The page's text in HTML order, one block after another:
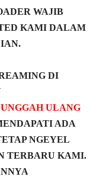
WAJIB
KAMI DALAM
DI
ULANG
ADA
NGEYEL
TERBARU KAMI.